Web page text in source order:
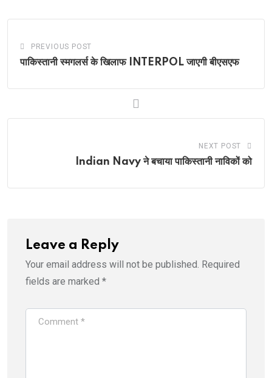
PREVIOUS POST
पाकिस्तानी स्मगलर्स के खिलाफ INTERPOL जाएगी बीएसएफ
NEXT POST
Indian Navy ने बचाया पाकिस्तानी नाविकों को
Leave a Reply
Your email address will not be published. Required
fields are marked *